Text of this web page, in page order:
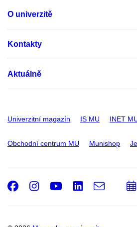
O univerzitě
Kontakty
Aktuálně
Univerzitní magazín IS MU INET
Obchodní centrum MU Munishop
Facebook
Instagram
Youtube
LinkedIn
e-